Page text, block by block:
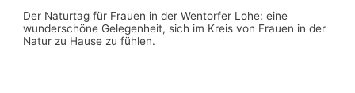
Der Naturtag für Frauen in der Wentorfer Lohe: eine
wunderschöne Gelegenheit, sich im Kreis von Frauen in der
Natur zu Hause zu fühlen.